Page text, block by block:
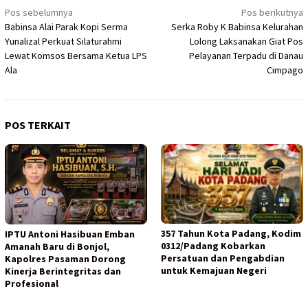
Navigasi
pos
Pos sebelumnya
Babinsa Alai Parak Kopi Serma
Yunalizal Perkuat Silaturahmi
Lewat Komsos Bersama Ketua LPS
Ala
Pos berikutnya
Serka Roby K Babinsa Kelurahan
Lolong Laksanakan Giat Pos
Pelayanan Terpadu di Danau
Cimpago
POS TERKAIT
IPTU Antoni Hasibuan Emban
Amanah Baru di Bonjol,
Kapolres Pasaman Dorong
Kinerja Berintegritas dan
Profesional
357 Tahun Kota Padang, Kodim
0312/Padang Kobarkan
Persatuan dan Pengabdian
untuk Kemajuan Negeri